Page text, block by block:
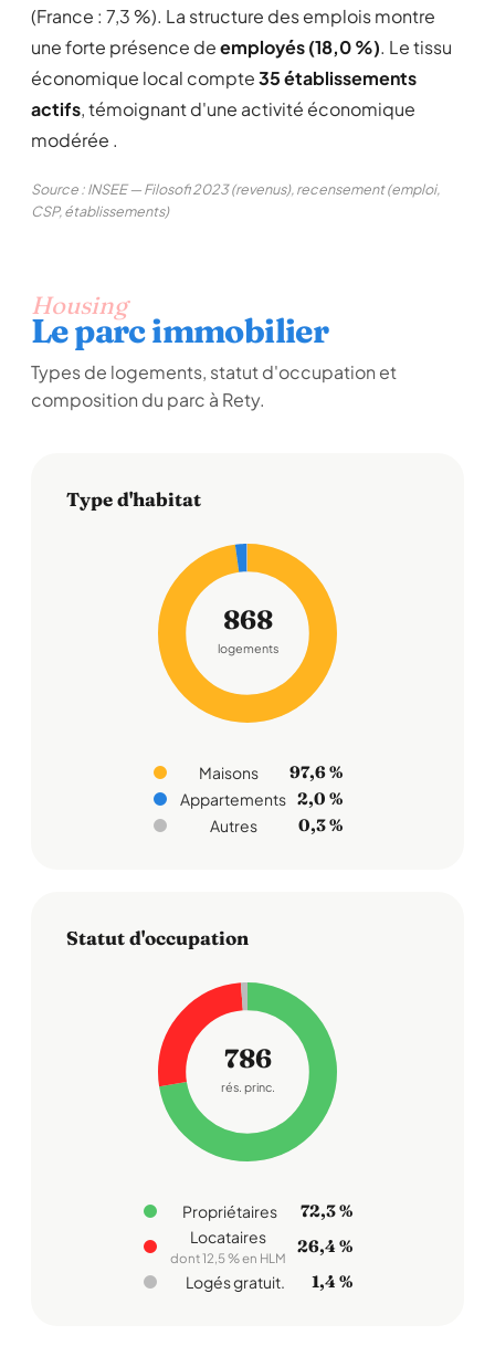
(France : 7,3 %). La structure des emplois montre
une forte présence deemployés (18,0 %). Le tissu
économique local compte35 établissements
actifs, témoignant d'une activité économique
modérée .
Source : INSEE — Filosofi 2023 (revenus), recensement (emploi,
CSP, établissements)
Housing
Le parc immobilier
Types de logements, statut d'occupation et
composition du parc à Rety.
Type d'habitat
868
logements
Maisons 97,6 %
Appartements 2,0 %
Autres 0,3 %
Statut d'occupation
786
rés. princ.
Propriétaires 72,3 %
Locataires
dont 12,5 % en HLM
26,4 %
Logés gratuit. 1,4 %